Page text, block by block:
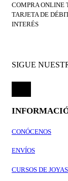
COMPRA ONLINE
TARJETA DE
INTERÉS
SIGUE
CONÓCENOS
ENVÍOS
CURSOS DE